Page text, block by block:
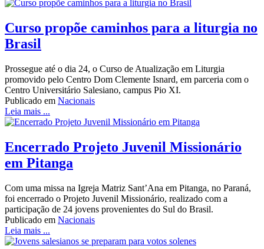
Curso propõe caminhos para a liturgia no
Brasil
Prossegue até o dia 24, o Curso de Atualização em Liturgia
promovido pelo Centro Dom Clemente Isnard, em parceria com o
Centro Universitário Salesiano, campus Pio XI.
Publicado em Nacionais
Leia mais ...
Encerrado Projeto Juvenil Missionário
em Pitanga
Com uma missa na Igreja Matriz Sant’Ana em Pitanga, no Paraná,
foi encerrado o Projeto Juvenil Missionário, realizado com a
participação de 24 jovens provenientes do Sul do Brasil.
Publicado em Nacionais
Leia mais ...